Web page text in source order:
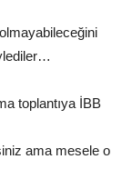
toplantıya İBB
ama mesele o